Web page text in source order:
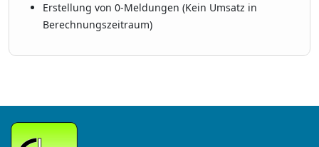
Erstellung von 0-Meldungen (Kein Umsatz in
Berechnungszeitraum)